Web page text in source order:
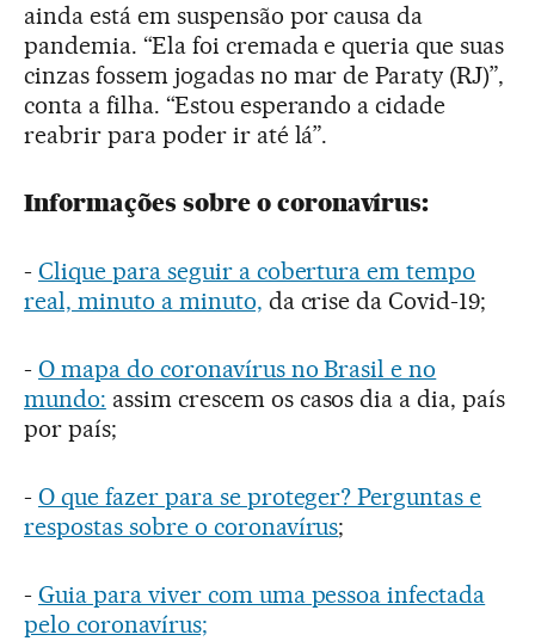
ainda está em suspensão por causa da
pandemia. “Ela foi cremada e queria que suas
cinzas fossem jogadas no mar de Paraty (RJ)”,
conta a filha. “Estou esperando a cidade
reabrir para poder ir até lá”.
Informações sobre o coronavírus:
- Clique para seguir a cobertura em tempo
real, minuto a minuto, da crise da Covid-19;
- O mapa do coronavírus no Brasil e no
mundo: assim crescem os casos dia a dia, país
por país;
- O que fazer para se proteger? Perguntas e
respostas sobre o coronavírus;
- Guia para viver com uma pessoa infectada
pelo coronavírus;